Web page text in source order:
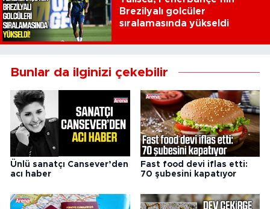
Brezilyalı golcüler
sıralamasında yükseldi
Bunlar da ilginizi çekebilir
Ünlü sanatçı Cansever’den
acı haber
Fast food devi iflas etti:
70 şubesini kapatıyor